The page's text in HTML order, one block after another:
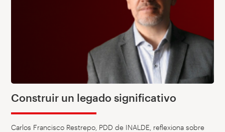
Construir un legado significativo
Carlos Francisco Restrepo, PDD de INALDE, reflexiona sobre